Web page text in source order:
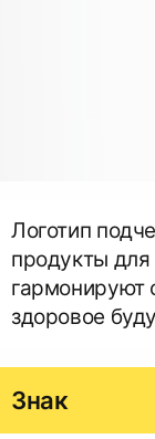
Логотип
продукты
гармонируют
здоровое
Знак